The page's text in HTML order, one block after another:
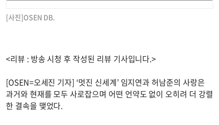
[사진]OSEN DB.
<리뷰 : 방송 시청 후 작성된 리뷰 기사입니다.>
[OSEN=오세진 기자] ‘멋진 신세계’ 임지연과 허남준의 사랑은
과거와 현재를 모두 사로잡으며 어떤 언약도 없이 오히려 더 강렬
한 결속을 맺었다.